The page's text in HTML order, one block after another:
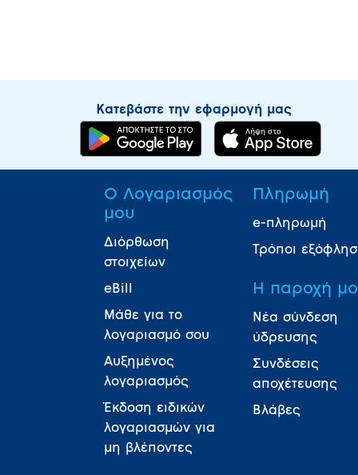
Κατεβάστε την εφαρμογή μας
Ο Λογαριασμός
μου
Διόρθωση
στοιχείων
eBill
Μάθε για το
λογαριασμό σου
Αυξημένος
λογαριασμός
Έκδοση ειδικών
λογαριασμών για
μη βλέποντες
Πληρωμή
e-πληρωμή
Τρόποι
Η παροχή
Νέα σύνδεση
ύδρευσης
Συνδέσεις
αποχέτευσης
Βλάβες